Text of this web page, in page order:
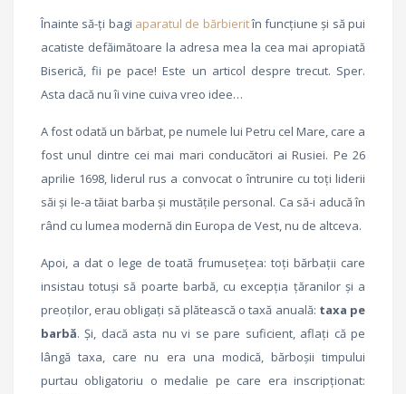
Înainte să-ţi bagi aparatul de bărbieritîn funcţiune şi să pui
acatiste defăimătoare la adresa mea la cea mai apropiată
Biserică, fii pe pace! Este un articol despre trecut. Sper.
Asta dacă nu îi vine cuiva vreo idee…
A fost odată un bărbat, pe numele lui Petru cel Mare, care a
fost unul dintre cei mai mari conducători ai Rusiei. Pe 26
aprilie 1698, liderul rus a convocat o întrunire cu toţi liderii
săi şi le-a tăiat barba şi mustăţile personal. Ca să-i aducă în
rând cu lumea modernă din Europa de Vest, nu de altceva.
Apoi, a dat o lege de toată frumuseţea: toţi bărbaţii care
insistau totuşi să poarte barbă, cu excepţia ţăranilor şi a
preoţilor, erau obligaţi să plătească o taxă anuală: taxa pe
barbă. Şi, dacă asta nu vi se pare suficient, aflaţi că pe
lângă taxa, care nu era una modică, bărboşii timpului
purtau obligatoriu o medalie pe care era inscripţionat: